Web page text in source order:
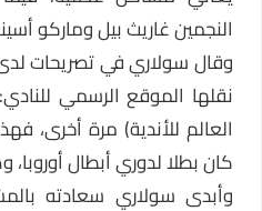
النجمين غاريث بيل وماركو
وقال سولاري في تصريحات لدى
نقلها الموقع الرسمي للنادي:
العالم للأندية) مرة أخرى،
كان بطلا لدوري أبطال أوروبا،
وأبدى سولاري سعادته